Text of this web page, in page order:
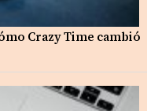
Crazy Time cambió